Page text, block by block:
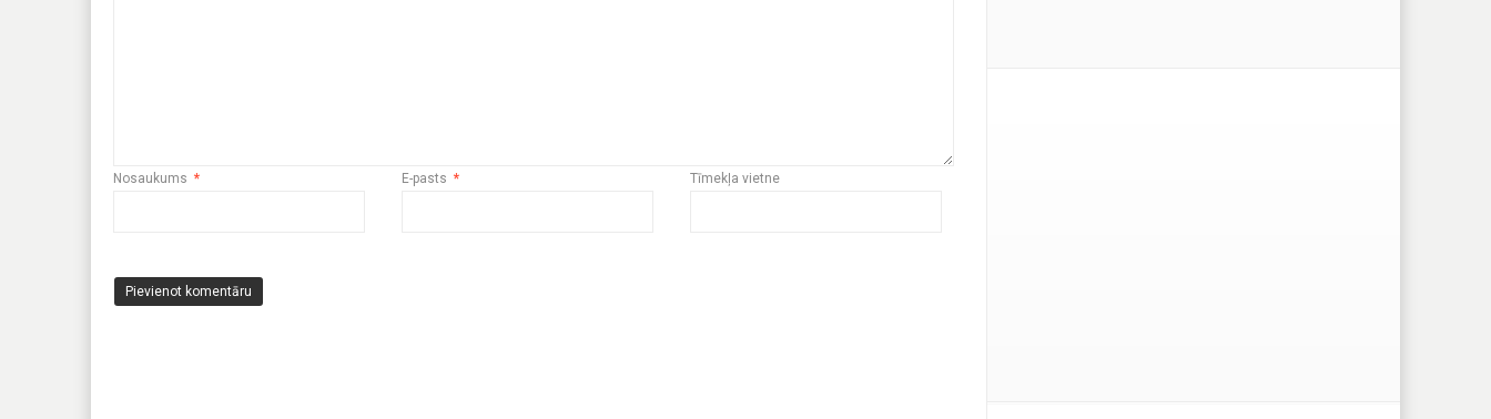
Nosaukums * E-pasts * Tīmekļa vietne